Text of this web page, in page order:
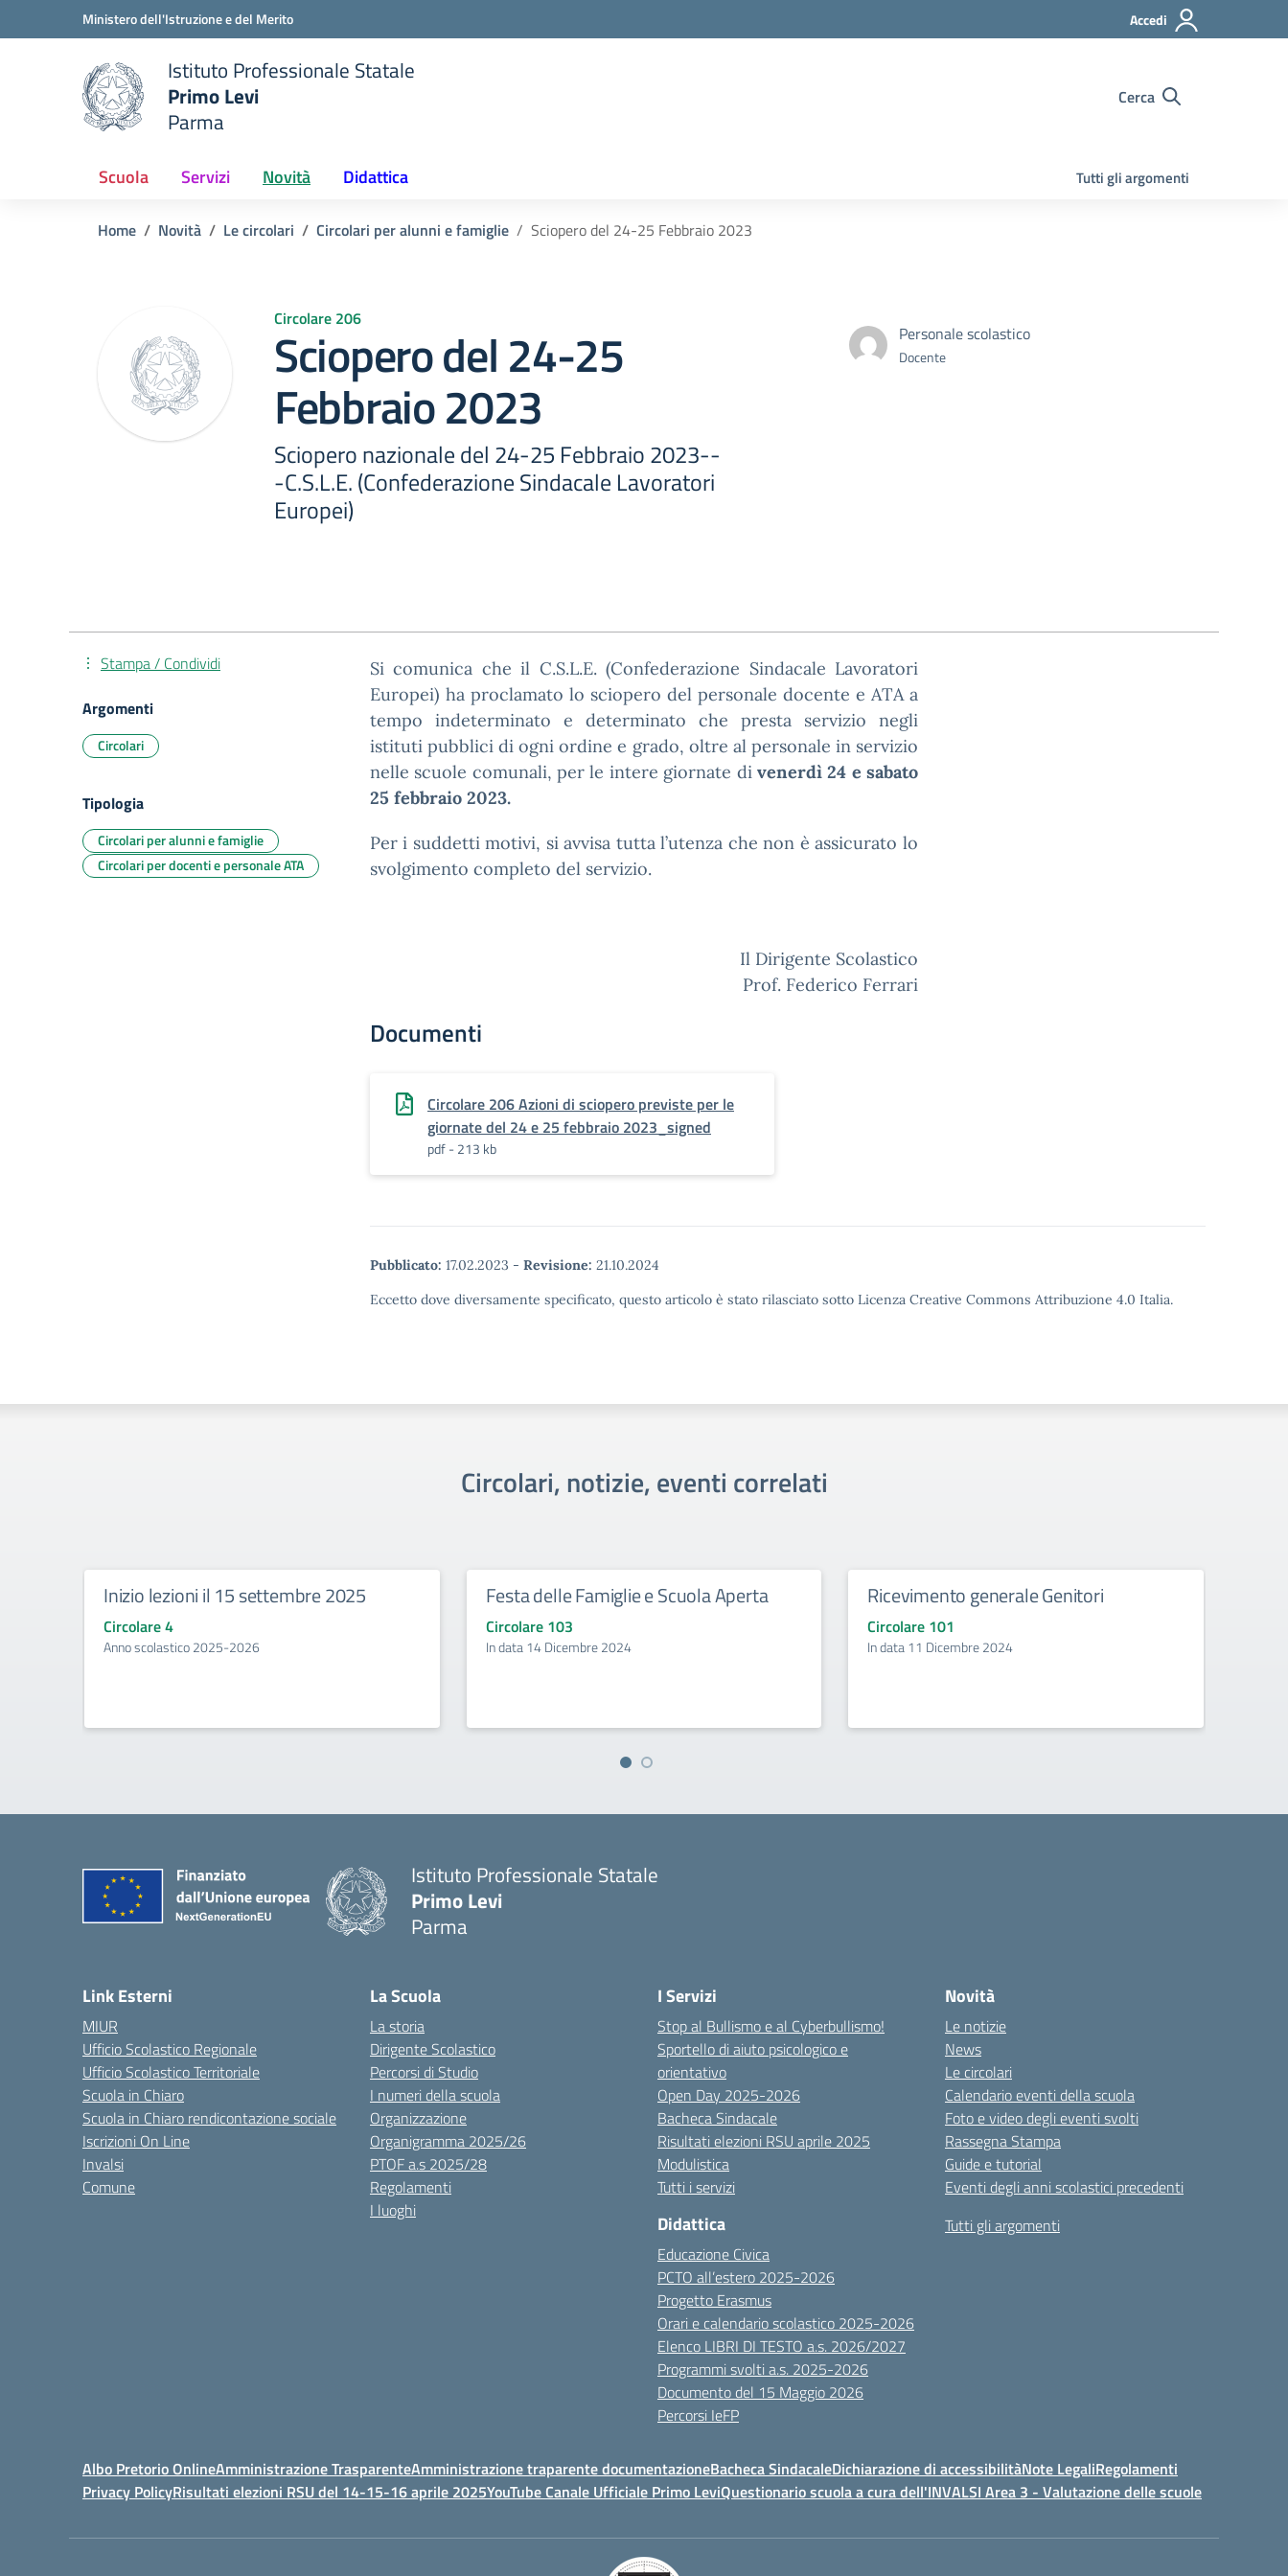
Vai ai contenuti
Vai al menu di navigazioneMinistero dell'Istruzione e del Merito Accedi
scuola
Istituto Professionale Statale
Primo Levi
Parma
Cerca
Scuola Servizi Novità Didattica Tutti gli argomenti
Home Novità Le circolari Circolari per alunni e famiglie Sciopero del 24-25 Febbraio 2023
Circolare 206
Sciopero del 24-25
Febbraio 2023
Sciopero nazionale del 24-25 Febbraio 2023--
-C.S.L.E. (Confederazione Sindacale Lavoratori
Europei)
Personale scolastico
Docente
Si comunica che il C.S.L.E. (Confederazione Sindacale Lavoratori
Europei) ha proclamato lo sciopero del personale docente e ATA a
tempo indeterminato e determinato che presta servizio negli
istituti pubblici di ogni ordine e grado, oltre al personale in servizio
nelle scuole comunali, per le intere giornate di venerdì 24 e sabato
25 febbraio 2023.
Per i suddetti motivi, si avvisa tutta l’utenza che non è assicurato lo
svolgimento completo del servizio.
Il Dirigente Scolastico
Prof. Federico Ferrari
Documenti
Circolare 206 Azioni di sciopero previste per le
giornate del 24 e 25 febbraio 2023_signed
pdf - 213 kb
Pubblicato: 17.02.2023 - Revisione: 21.10.2024
Eccetto dove diversamente specificato, questo articolo è stato rilasciato sotto Licenza Creative Commons Attribuzione 4.0 Italia.
Stampa / Condividi
Argomenti
Circolari
Tipologia
Circolari per alunni e famiglie
Circolari per docenti e personale ATA
Circolari, notizie, eventi correlati
Inizio lezioni il 15 settembre 2025
Circolare 4
Anno scolastico 2025-2026
Festa delle Famiglie e Scuola Aperta
Circolare 103
In data 14 Dicembre 2024
Ricevimento generale Genitori
Circolare 101
In data 11 Dicembre 2024
Istituto Professionale Statale
Primo Levi
Parma
Link Esterni
MIUR
Ufficio Scolastico Regionale
Ufficio Scolastico Territoriale
Scuola in Chiaro
Scuola in Chiaro rendicontazione sociale
Iscrizioni On Line
Invalsi
Comune
La Scuola
La storia
Dirigente Scolastico
Percorsi di Studio
I numeri della scuola
Organizzazione
Organigramma 2025/26
PTOF a.s 2025/28
Regolamenti
I luoghi
I Servizi
Stop al Bullismo e al Cyberbullismo!
Sportello di aiuto psicologico e
orientativo
Open Day 2025-2026
Bacheca Sindacale
Risultati elezioni RSU aprile 2025
Modulistica
Tutti i servizi
Didattica
Educazione Civica
PCTO all’estero 2025-2026
Progetto Erasmus
Orari e calendario scolastico 2025-2026
Elenco LIBRI DI TESTO a.s. 2026/2027
Programmi svolti a.s. 2025-2026
Documento del 15 Maggio 2026
Percorsi IeFP
Novità
Le notizie
News
Le circolari
Calendario eventi della scuola
Foto e video degli eventi svolti
Rassegna Stampa
Guide e tutorial
Eventi degli anni scolastici precedenti
Tutti gli argomenti
Albo Pretorio OnlineAmministrazione TrasparenteAmministrazione traparente documentazioneBacheca SindacaleDichiarazione di accessibilitàNote LegaliRegolamenti
Privacy PolicyRisultati elezioni RSU del 14-15-16 aprile 2025YouTube Canale Ufficiale Primo LeviQuestionario scuola a cura dell'INVALSI Area 3 - Valutazione delle scuole